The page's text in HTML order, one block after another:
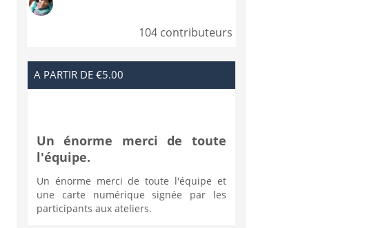
104 contributeurs
A PARTIR DE €5.00
Un énorme merci de toute
l'équipe.
Un énorme merci de toute l'équipe et
une carte numérique signée par les
participants aux ateliers.